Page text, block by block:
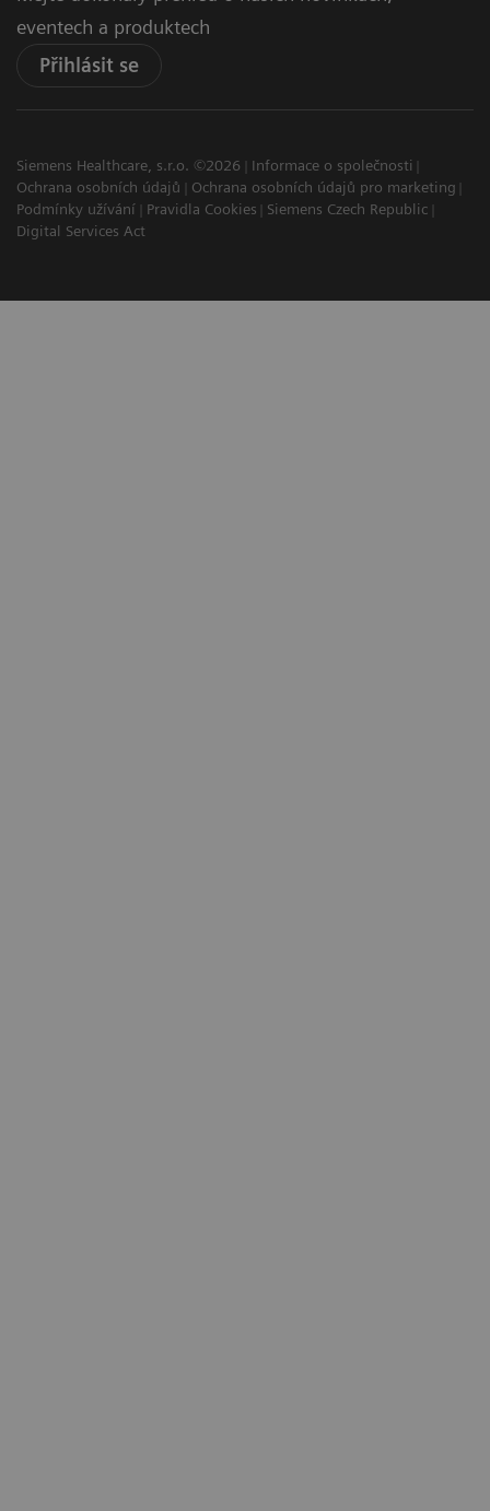
eventech a produktech
Přihlásit se
Siemens Healthcare, s.r.o. ©2026
Informace o společnosti
Ochrana osobních údajů
Ochrana osobních údajů pro marketing
Podmínky užívání
Pravidla Cookies
Siemens Czech Republic
Digital Services Act